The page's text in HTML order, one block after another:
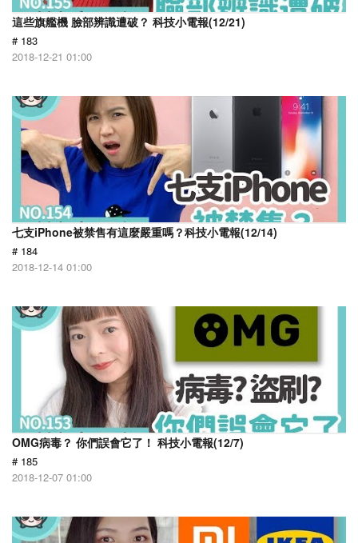
這些旗艦機 臉部辨識遭破？ 科技小電報(12/21)
# 183
2018-12-21 01:00
七支iPhone被禁售有這麼嚴重嗎？科技小電報(12/14)
# 184
2018-12-14 01:00
OMG病毒？ 你們誤會它了！ 科技小電報(12/7)
# 185
2018-12-07 01:00